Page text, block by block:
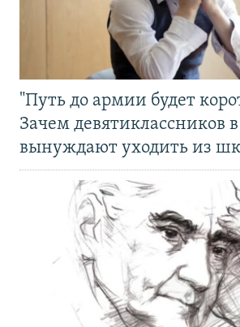
"Путь до армии будет
Зачем девятиклассников
вынуждают уходить из